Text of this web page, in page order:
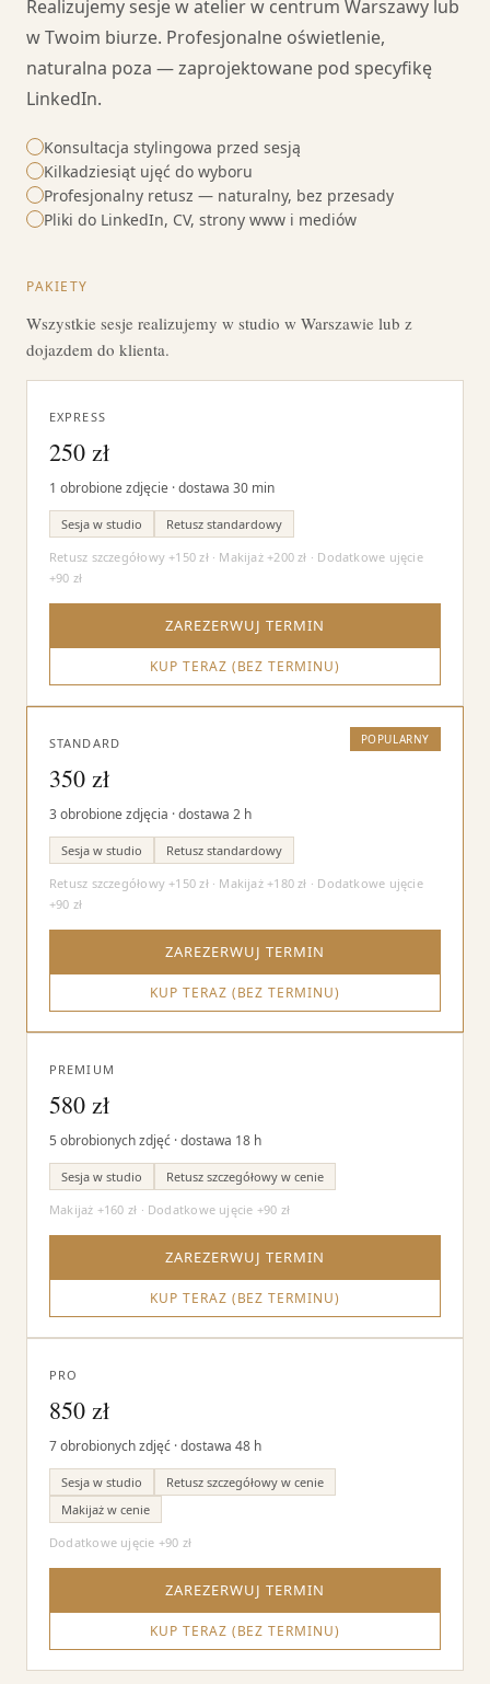
Realizujemy sesje w atelier w centrum Warszawy lub
w Twoim biurze. Profesjonalne oświetlenie,
naturalna poza — zaprojektowane pod specyfikę
LinkedIn.
Konsultacja stylingowa przed sesją
Kilkadziesiąt ujęć do wyboru
Profesjonalny retusz — naturalny, bez przesady
Pliki do LinkedIn, CV, strony www i mediów
PAKIETY
Wszystkie sesje realizujemy w studio w Warszawie lub z
dojazdem do klienta.
EXPRESS
250 zł
1 obrobione zdjęcie · dostawa 30 min
Sesja w studio
Retusz standardowy
Retusz szczegółowy +150 zł · Makijaż +200 zł · Dodatkowe ujęcie
+90 zł
ZAREZERWUJ TERMIN
KUP TERAZ (BEZ TERMINU)
STANDARD
350 zł
3 obrobione zdjęcia · dostawa 2 h
POPULARNY
Sesja w studio
Retusz standardowy
Retusz szczegółowy +150 zł · Makijaż +180 zł · Dodatkowe ujęcie
+90 zł
ZAREZERWUJ TERMIN
KUP TERAZ (BEZ TERMINU)
PREMIUM
580 zł
5 obrobionych zdjęć · dostawa 18 h
Sesja w studio
Retusz szczegółowy w cenie
Makijaż +160 zł · Dodatkowe ujęcie +90 zł
ZAREZERWUJ TERMIN
KUP TERAZ (BEZ TERMINU)
PRO
850 zł
7 obrobionych zdjęć · dostawa 48 h
Sesja w studio
Retusz szczegółowy w cenie
Makijaż w cenie
Dodatkowe ujęcie +90 zł
ZAREZERWUJ TERMIN
KUP TERAZ (BEZ TERMINU)